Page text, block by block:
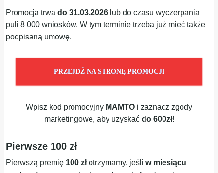
Promocja trwado 31.03.2026 lub do czasu wyczerpania
puli 8 000 wniosków. W tym terminie trzeba już mieć także
podpisaną umowę.
PRZEJDŹ NA STRONĘ PROMOCJI
Wpisz kod promocyjny MAMTO i zaznacz zgody
marketingowe, aby uzyskać do 600zł!
Pierwsze 100 zł
Pierwszą premię 100 złotrzymamy, jeśliw miesiącu